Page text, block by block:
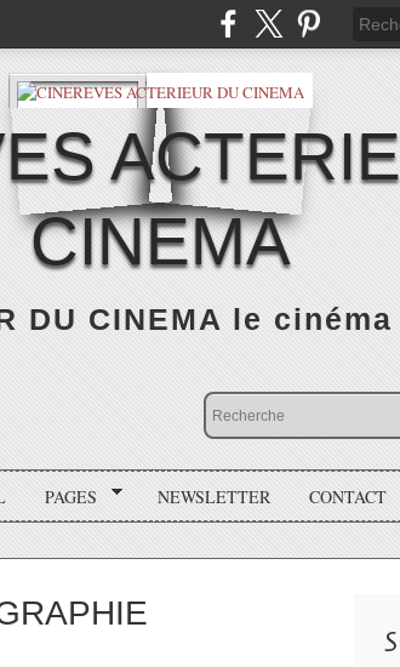
CINEMA
DU CINEMA le
PAGES NEWSLETTER CONTACT